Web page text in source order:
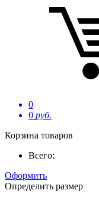
0
0 руб.
Корзина товаров
Всего:
Оформить
Определить размер